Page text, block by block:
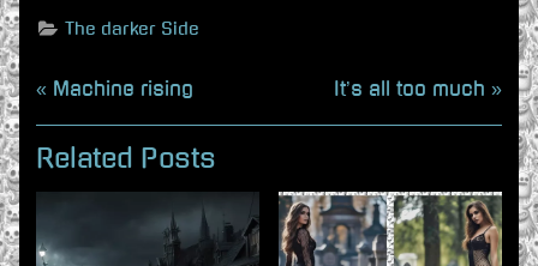
The darker Side
Beitragsnavigation
P
r
e
v
o
Machine rising
N
e
t
P
o
It’s all too much
Related Posts